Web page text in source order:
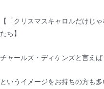
【「クリスマスキャロルだけじ
たち】
チャールズ・ディケンズと言えば
というイメージをお持ちの方も多